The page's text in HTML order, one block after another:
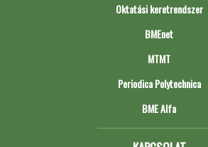
Oktatási keretrendszer
BMEnet
MTMT
Periodica Polytechnica
BME Alfa